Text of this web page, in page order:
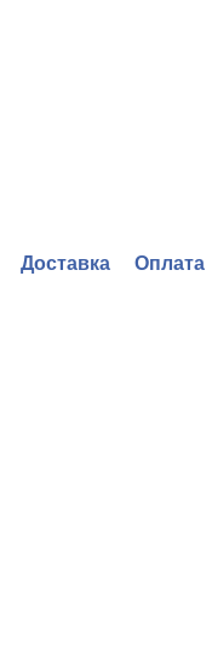
Доставка Оплата